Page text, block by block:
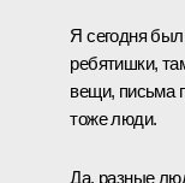
Я сегодня был
ребятишки,
вещи, письма
тоже люди.
Да, разные